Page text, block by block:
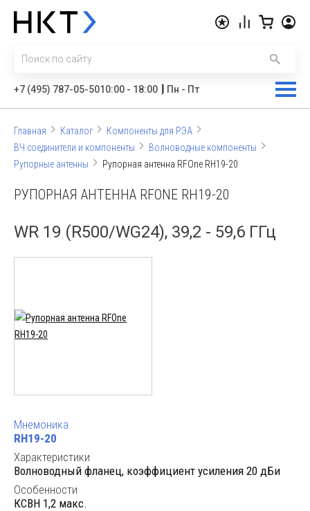
+7 (495) 787-05-5010:00 - 18:00 Пн - Пт
Главная Каталог
Компоненты для РЭА
ВЧ соединители и компоненты
Волноводные компоненты
Рупорные антенны
Рупорная антенна RFOne RH19-20
РУПОРНАЯ АНТЕННА RFONE RH19-20
WR 19 (R500/WG24), 39,2 - 59,6 ГГц
Мнемоника
RH19-20
Характеристики
Волноводный фланец, коэффициент усиления 20 дБи
Особенности
КСВН 1,2 макс.